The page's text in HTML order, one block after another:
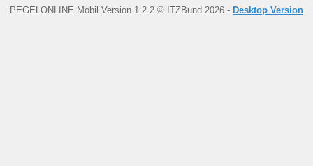
PEGELONLINE Mobil Version 1.2.2 © ITZBund 2026 - Desktop Version